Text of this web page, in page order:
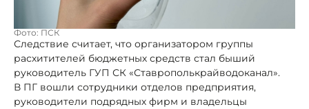
Фото: ПСК
Следствие считает, что организатором группы
расхитителей бюджетных средств стал быший
руководитель ГУП СК «Ставрополькрайводоканал».
В ПГ вошли сотрудники отделов предприятия,
руководители подрядных фирм и владельцы